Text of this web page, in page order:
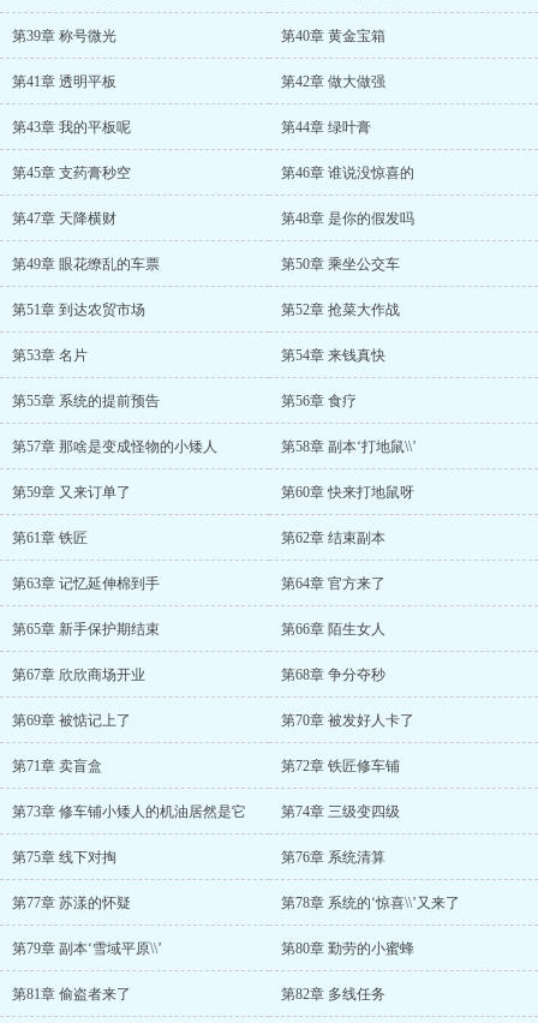
第39章 称号微光 第40章 黄金宝箱
第41章 透明平板 第42章 做大做强
第43章 我的平板呢 第44章 绿叶膏
第45章 支药膏秒空 第46章 谁说没惊喜的
第47章 天降横财 第48章 是你的假发吗
第49章 眼花缭乱的车票 第50章 乘坐公交车
第51章 到达农贸市场 第52章 抢菜大作战
第53章 名片 第54章 来钱真快
第55章 系统的提前预告 第56章 食疗
第57章 那啥是变成怪物的小矮人 第58章 副本‘打地鼠\\’
第59章 又来订单了 第60章 快来打地鼠呀
第61章 铁匠 第62章 结束副本
第63章 记忆延伸棉到手 第64章 官方来了
第65章 新手保护期结束 第66章 陌生女人
第67章 欣欣商场开业 第68章 争分夺秒
第69章 被惦记上了 第70章 被发好人卡了
第71章 卖盲盒 第72章 铁匠修车铺
第73章 修车铺小矮人的机油居然是它 第74章 三级变四级
第75章 线下对掏 第76章 系统清算
第77章 苏漾的怀疑 第78章 系统的‘惊喜\\’又来了
第79章 副本‘雪域平原\\’ 第80章 勤劳的小蜜蜂
第81章 偷盗者来了 第82章 多线任务